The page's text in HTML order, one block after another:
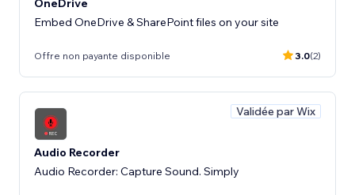
OneDrive
Embed OneDrive & SharePoint files on your site
Offre non payante disponible 3.0(2)
Validée par Wix
Audio Recorder
Audio Recorder: Capture Sound. Simply